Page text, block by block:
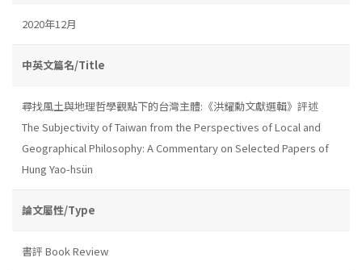
2020年12月
中英文篇名/Title
尋找風土與地理哲學觀點下的台灣主體:《洪耀勳文獻選輯》評述
The Subjectivity of Taiwan from the Perspectives of Local and
Geographical Philosophy: A Commentary on Selected Papers of
Hung Yao-hsün
論文屬性/Type
書評 Book Review